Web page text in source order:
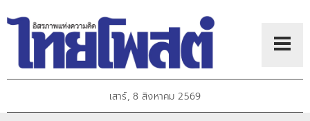
เสาร์, 8 สิงหาคม 2569